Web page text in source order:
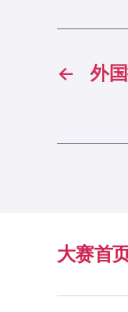
← 外
大赛首